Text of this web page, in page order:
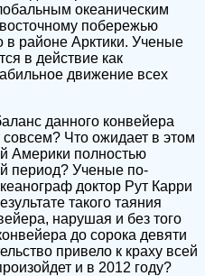
океаническим
побережью
районе Арктики. Ученые
в действие как
движение всех
данного конвейера
совсем? Что ожидает в этом
Америки полностью
период? Ученые по-
доктор Рут Карри
такого таяния
нарушая и без того
до сорока девяти
привело к краху всей
и в 2012 году?